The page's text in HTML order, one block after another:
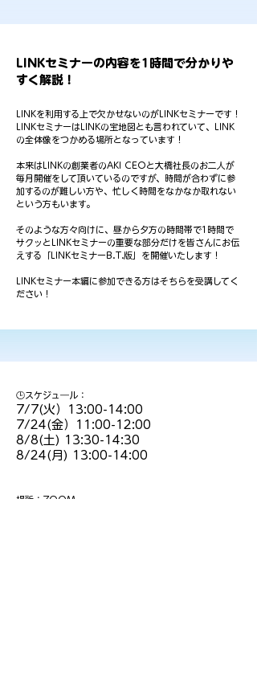
LINKセミナーの内容を1時間で分かりや
すく解説！
LINKを利用する上で欠かせないのがLINKセミナーです！
LINKセミナーはLINKの宝地図とも言われていて、LINK
の全体像をつかめる場所となっています！
本来はLINKの創業者のAKI CEOと大橋社長のお二人が
毎月開催をして頂いているのですが、時間が合わずに参
加するのが難しい方や、忙しく時間をなかなか取れない
という方もいます。
そのような方々向けに、昼から夕方の時間帯で1時間で
サクッとLINKセミナーの重要な部分だけを皆さんにお伝
えする「LINKセミナーB.T.版」を開催いたします！
LINKセミナー本編に参加できる方はそちらを受講してく
ださい！
🕒スケジュ―ル：
7/7(火）13:00-14:00
7/24(金）11:00-12:00
8/8(土) 13:30-14:30
8/24(月) 13:00-14:00
場所：ZOOM